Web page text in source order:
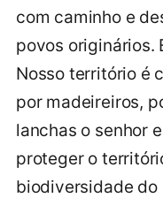
com caminho e
povos originários.
Nosso território é
por madeireiros,
lanchas o senhor
proteger o
biodiversidade do